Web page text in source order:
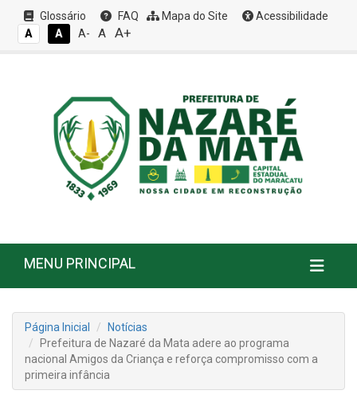
Glossário FAQ Mapa do Site
Acessibilidade
A
A A- A A+
MENU PRINCIPAL
Página Inicial
Notícias
Prefeitura de Nazaré da Mata adere ao programa
nacional Amigos da Criança e reforça compromisso com a
primeira infância